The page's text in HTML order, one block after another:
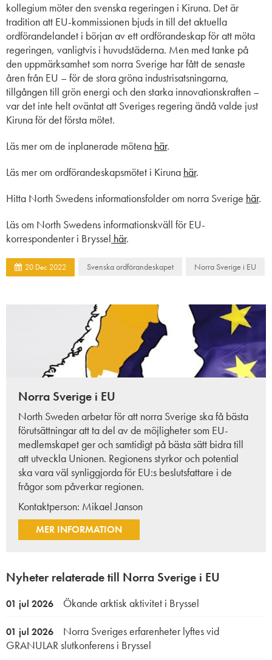
kollegium möter den svenska regeringen i Kiruna. Det är
tradition att EU-kommissionen bjuds in till det aktuella
ordförandelandet i början av ett ordförandeskap för att möta
regeringen, vanligtvis i huvudstäderna. Men med tanke på
den uppmärksamhet som norra Sverige har fått de senaste
åren från EU – för de stora gröna industrisatsningarna,
tillgången till grön energi och den starka innovationskraften –
var det inte helt oväntat att Sveriges regeringändåvalde just
Kiruna för det första mötet.
Läs mer om de inplanerade mötena här.
Läs mer om ordförandeskapsmötet i Kiruna här.
Hitta North Swedens informationsfolder om norra Sverige här.
Läs om North Swedens informationskväll för EU-
korrespondenter i Bryssel här.
20 Dec 2022 Svenska ordförandeskapet Norra Sverige i EU
Norra Sverige i EU
North Sweden arbetar för att norra Sverige ska få bästa
förutsättningar att ta del av de möjligheter som EU-
medlemskapet ger och samtidigt på bästa sätt bidra till
att utveckla Unionen. Regionens styrkor och potential
ska vara väl synliggjorda för EU:s beslutsfattare i de
frågor som påverkar regionen.
Kontaktperson: Mikael Janson
MER INFORMATION
Nyheter relaterade till Norra Sverige i EU
01 jul 2026 Ökande arktisk aktivitet i Bryssel
01 jul 2026
Norra Sveriges erfarenheter lyftes vid
GRANULAR slutkonferens i Bryssel